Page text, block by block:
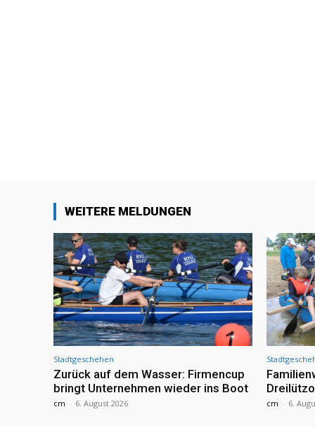
WEITERE MELDUNGEN
Stadtgeschehen
Zurück auf dem Wasser: Firmencup
bringt Unternehmen wieder ins Boot
cm - 6. August 2026 cm - 6.